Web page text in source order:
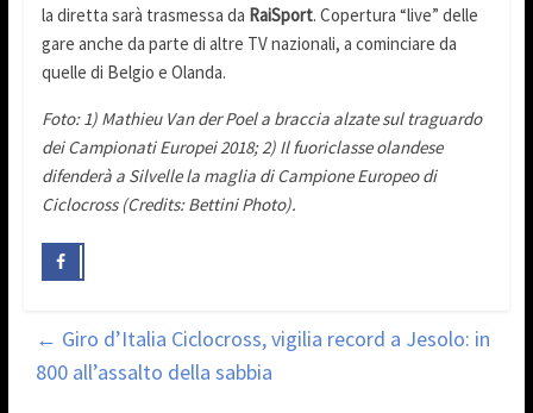
la diretta sarà trasmessa da RaiSport. Copertura “live” delle
gare anche da parte di altre TV nazionali, a cominciare da
quelle di Belgio e Olanda.
Foto: 1) Mathieu Van der Poel a braccia alzate sul traguardo
dei Campionati Europei 2018; 2) Il fuoriclasse olandese
difenderà a Silvelle la maglia di Campione Europeo di
Ciclocross (Credits: Bettini Photo).
← Giro d’Italia Ciclocross, vigilia record a Jesolo: in
800 all’assalto della sabbia